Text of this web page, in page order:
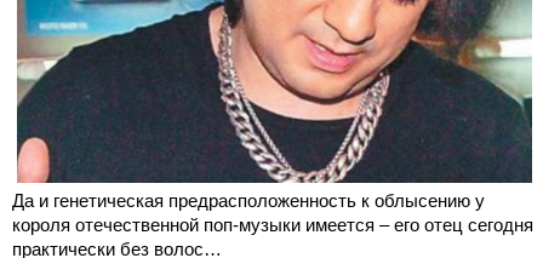
Да и генетическая предрасположенность к облысению у
короля отечественной поп-музыки имеется – его отец сегодня
практически без волос…